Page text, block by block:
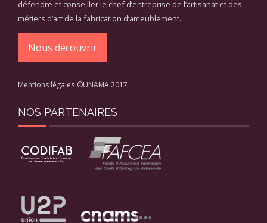
défendre et conseiller le chef d’entreprise de l’artisanat et des
métiers d’art de la fabrication d’ameublement.
Nous découvrir
Mentions légales ©UNAMA 2017
NOS PARTENAIRES